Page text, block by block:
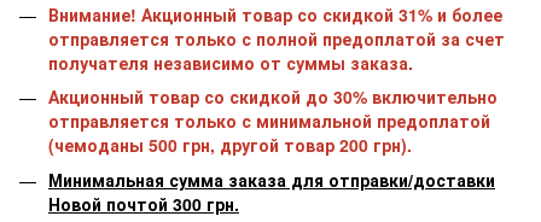
Внимание! Акционный товар со скидкой 31% и более
отправляется только с полной предоплатой за счет
получателя независимо от суммы заказа.
Акционный товар со скидкой до 30% включительно
отправляется только с минимальной предоплатой
(чемоданы 500 грн, другой товар 200 грн).
Минимальная сумма заказа для отправки/доставки
Новой почтой 300 грн.